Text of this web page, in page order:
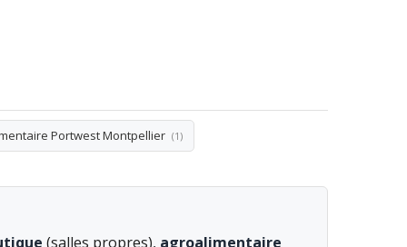
Portwest Montpellier (1)
(salles propres), agroalimentaire